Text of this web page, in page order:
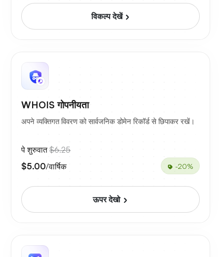
विकल्प देखें
WHOIS गोपनीयता
अपने व्यक्तिगत विवरण को सार्वजनिक डोमेन रिकॉर्ड से छिपाकर रखें।
पे शुरुवात$6.25
$5.00/वार्षिक -20%
ऊपर देखो